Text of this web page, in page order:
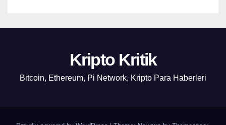
Kripto Kritik
Bitcoin, Ethereum, Pi Network, Kripto Para Haberleri